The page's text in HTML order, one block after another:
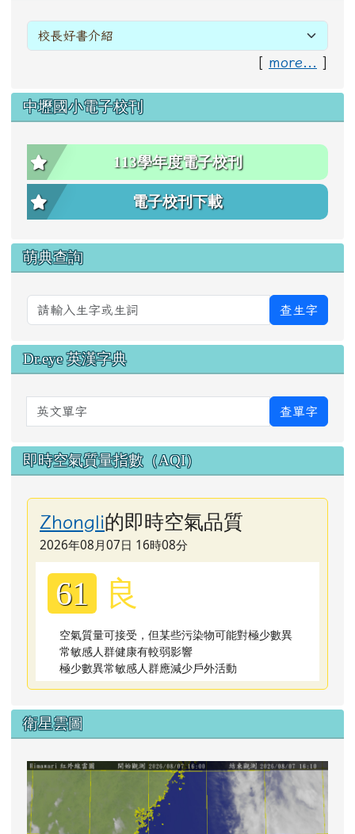
[ more... ]
中壢國小電子校刊
113學年度電子校刊
電子校刊下載
萌典查詢
查生字
Dr.eye 英漢字典
英文單字 查單字
即時空氣質量指數（AQI）
Zhongli的即時空氣品質
2026年08月07日 16時08分
61 良
空氣質量可接受，但某些污染物可能對極少數異
常敏感人群健康有較弱影響
極少數異常敏感人群應減少戶外活動
衛星雲圖
link